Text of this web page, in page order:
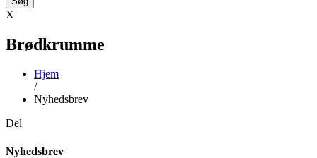
X
Brødkrumme
Hjem
/
Nyhedsbrev
Del
Nyhedsbrev